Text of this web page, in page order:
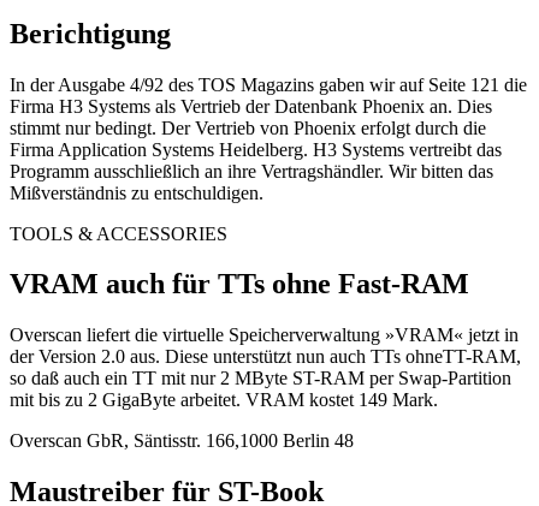
Berichtigung
In der Ausgabe 4/92 des TOS Magazins gaben wir auf Seite 121 die
Firma H3 Systems als Vertrieb der Datenbank Phoenix an. Dies
stimmt nur bedingt. Der Vertrieb von Phoenix erfolgt durch die
Firma Application Systems Heidelberg. H3 Systems vertreibt das
Programm ausschließlich an ihre Vertragshändler. Wir bitten das
Mißverständnis zu entschuldigen.
TOOLS & ACCESSORIES
VRAM auch für TTs ohne Fast-RAM
Overscan liefert die virtuelle Speicherverwaltung »VRAM« jetzt in
der Version 2.0 aus. Diese unterstützt nun auch TTs ohneTT-RAM,
so daß auch ein TT mit nur 2 MByte ST-RAM per Swap-Partition
mit bis zu 2 GigaByte arbeitet. VRAM kostet 149 Mark.
Overscan GbR, Säntisstr. 166,1000 Berlin 48
Maustreiber für ST-Book